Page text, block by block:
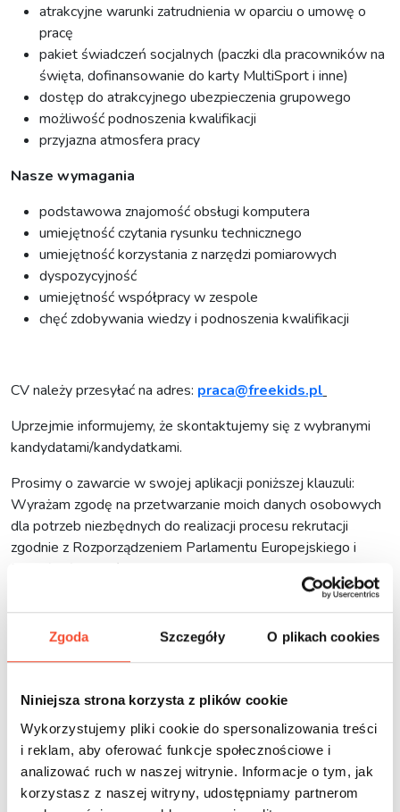
Zgoda Szczegóły O plikach cookies
Niniejsza strona korzysta z plików cookie
Wykorzystujemy pliki cookie do spersonalizowania treści
i reklam, aby oferować funkcje społecznościowe i
analizować ruch w naszej witrynie. Informacje o tym, jak
korzystasz z naszej witryny, udostępniamy partnerom
atrakcyjne warunki zatrudnienia w oparciu o umowę o
pracę
pakiet świadczeń socjalnych (paczki dla pracowników na
święta, dofinansowanie do karty MultiSport i inne)
dostęp do atrakcyjnego ubezpieczenia grupowego
możliwość podnoszenia kwalifikacji
przyjazna atmosfera pracy
Nasze wymagania
podstawowa znajomość obsługi komputera
umiejętność czytania rysunku technicznego
umiejętność korzystania z narzędzi pomiarowych
dyspozycyjność
umiejętność współpracy w zespole
chęć zdobywania wiedzy i podnoszenia kwalifikacji
CV należy przesyłać na adres: praca@freekids.pl
Uprzejmie informujemy, że skontaktujemy się z wybranymi
kandydatami/kandydatkami.
Prosimy o zawarcie w swojej aplikacji poniższej klauzuli:
Wyrażam zgodę na przetwarzanie moich danych osobowych
dla potrzeb niezbędnych do realizacji procesu rekrutacji
zgodnie z Rozporządzeniem Parlamentu Europejskiego i
Rady (UE) 2016/679 z dnia 27 kwietnia 2016 r. w sprawie
ochrony osób fizycznych w związku z przetwarzaniem danych
osobowych i w sprawie swobodnego przepływu takich
danych oraz uchylenia dyrektywy 95/46/WE (RODO).
55-106 Zawonia. Pani/Pana dane będą przetwarzane w celu
przeprowadzenia procesu rekrutacyjnego.
3. KONSTRUKTOR